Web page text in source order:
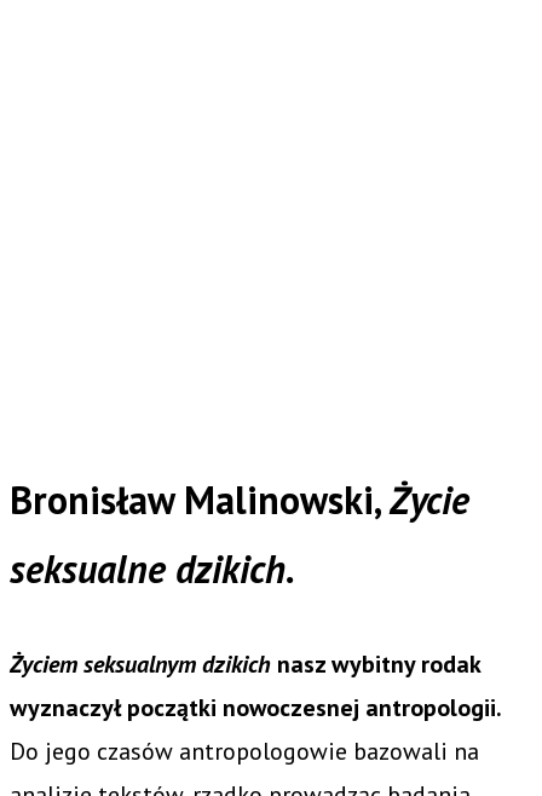
Bronisław Malinowski,Życie
seksualne dzikich.
Życiem seksualnym dzikich nasz wybitny rodak
wyznaczył początki nowoczesnej antropologii.
Do jego czasów antropologowie bazowali na